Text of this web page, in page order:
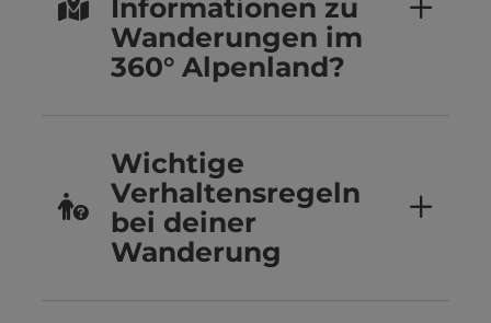
Informationen zu
Wanderungen im
360° Alpenland?
Wichtige
Verhaltensregeln
bei deiner
Wanderung